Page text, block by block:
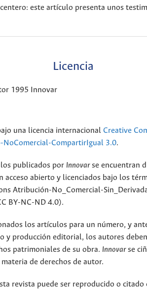
este artículo presenta unos
Licencia
1995 Innovar
una licencia internacional Creative
NoComercial-CompartirIgual 3.0.
publicados por Innovarse encuentran
acceso abierto y licenciados bajo los
Atribución-No_Comercial-
BY-NC-ND 4.0).
los artículos para un número, y
y producción editorial, los autores
patrimoniales de su obra. Innovarse
de derechos de autor.
revista puede ser reproducido o citado